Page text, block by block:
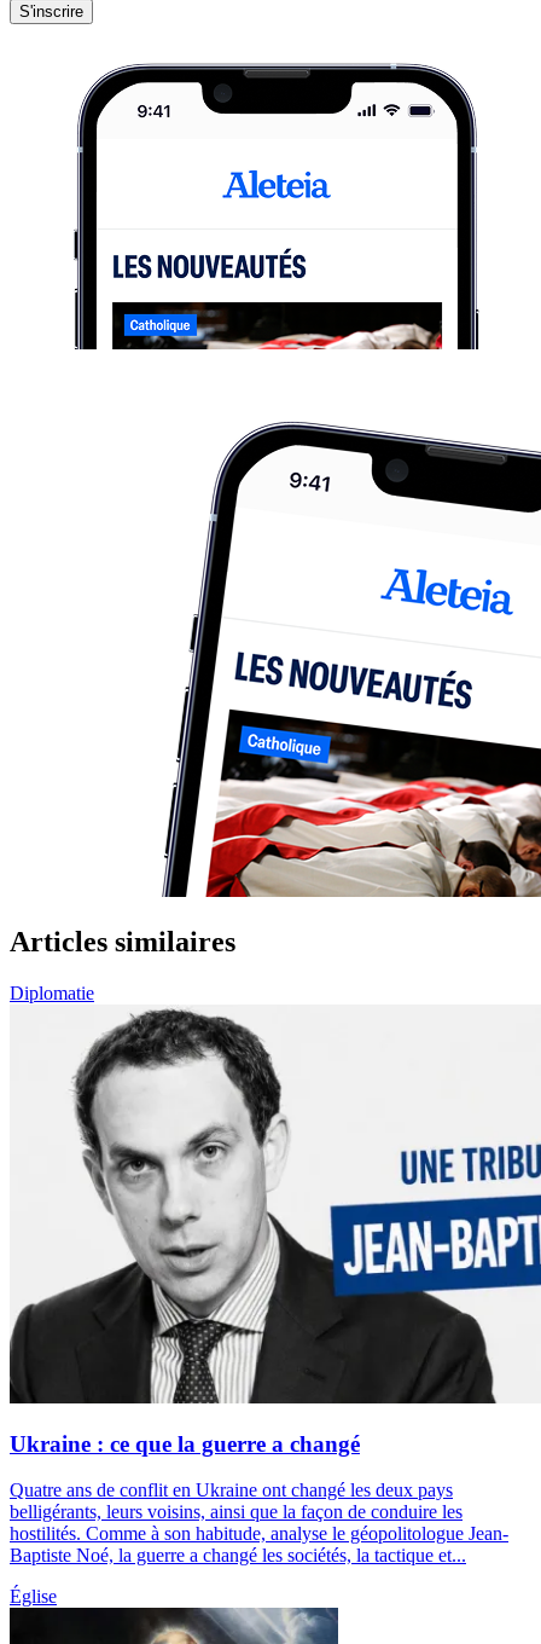
S'inscrire
Articles similaires
Diplomatie
Ukraine : ce que la guerre a changé
Quatre ans de conflit en Ukraine ont changé les deux pays
belligérants, leurs voisins, ainsi que la façon de conduire les
hostilités. Comme à son habitude, analyse le géopolitologue Jean-
Baptiste Noé, la guerre a changé les sociétés, la tactique et...
Église